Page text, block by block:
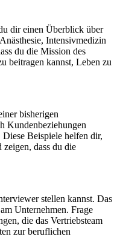
dir einen Überblick über
Intensivmedizin
du die Mission des
beitragen kannst, Leben zu
bisherigen
Kundenbeziehungen
Beispiele helfen dir,
dass du die
stellen kannst. Das
Unternehmen. Frage
die das Vertriebsteam
zur beruflichen